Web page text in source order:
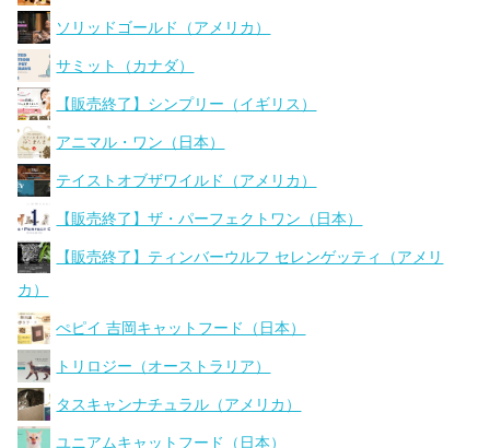
ソリッドゴールド（アメリカ）
サミット（カナダ）
【販売終了】シンプリー（イギリス）
アニマル・ワン（日本）
テイストオブザワイルド（アメリカ）
【販売終了】ザ・パーフェクトワン（日本）
【販売終了】ティンバーウルフ セレンゲッティ（アメリ
カ）
ぺピイ 吉岡キャットフード（日本）
トリロジー（オーストラリア）
タスキャンナチュラル（アメリカ）
ユニアムキャットフード（日本）